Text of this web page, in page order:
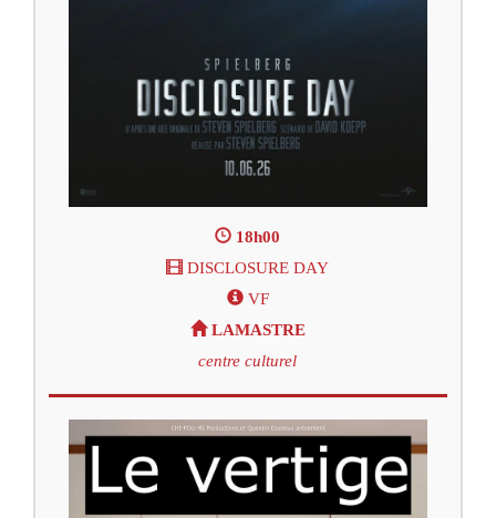
18h00
DISCLOSURE DAY
VF
LAMASTRE
centre culturel